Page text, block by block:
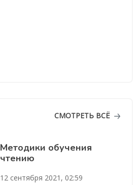
СМОТРЕТЬ ВСЁ
Методики обучения
чтению
12 сентября 2021, 02:59